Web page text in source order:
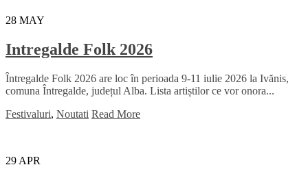
28 MAY
Intregalde Folk 2026
Întregalde Folk 2026 are loc în perioada 9-11 iulie 2026 la Ivănis,
comuna Întregalde, județul Alba. Lista artiștilor ce vor onora...
Festivaluri, Noutati Read More
29 APR